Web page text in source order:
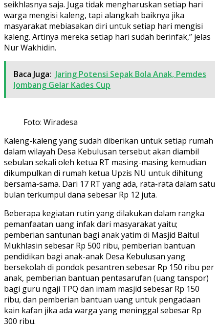
seikhlasnya saja. Juga tidak mengharuskan setiap hari
warga mengisi kaleng, tapi alangkah baiknya jika
masyarakat mebiasakan diri untuk setiap hari mengisi
kaleng. Artinya mereka setiap hari sudah berinfak,” jelas
Nur Wakhidin.
Baca Juga: Jaring Potensi Sepak Bola Anak, Pemdes
Jombang Gelar Kades Cup
Foto: Wiradesa
Kaleng-kaleng yang sudah diberikan untuk setiap rumah
dalam wilayah Desa Kebulusan tersebut akan diambil
sebulan sekali oleh ketua RT masing-masing kemudian
dikumpulkan di rumah ketua Upzis NU untuk dihitung
bersama-sama. Dari 17 RT yang ada, rata-rata dalam satu
bulan terkumpul dana sebesar Rp 12 juta.
Beberapa kegiatan rutin yang dilakukan dalam rangka
pemanfaatan uang infak dari masyarakat yaitu;
pemberian santunan bagi anak yatim di Masjid Baitul
Mukhlasin sebesar Rp 500 ribu, pemberian bantuan
pendidikan bagi anak-anak Desa Kebulusan yang
bersekolah di pondok pesantren sebesar Rp 150 ribu per
anak, pemberian bantuan pentasarufan (uang tanspor)
bagi guru ngaji TPQ dan imam masjid sebesar Rp 150
ribu, dan pemberian bantuan uang untuk pengadaan
kain kafan jika ada warga yang meninggal sebesar Rp
300 ribu.